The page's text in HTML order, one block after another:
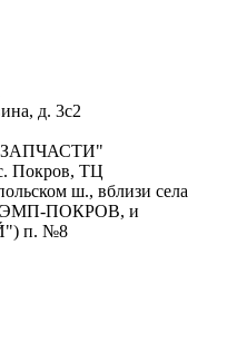
д. 3с2
Покров, ТЦ
ш., вблизи села
КЭМП-ПОКРОВ, и
п. №8